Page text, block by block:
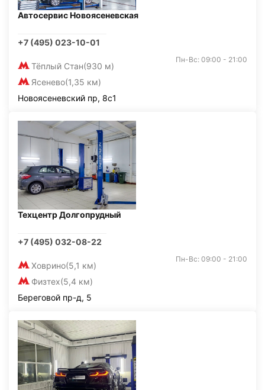
Автосервис Новоясеневская
+7 (495) 023-10-01
Тёплый Стан(930 м)
Ясенево(1,35 км)
Пн-Вс: 09:00 - 21:00
Новоясеневский пр, 8с1
Техцентр Долгопрудный
+7 (495) 032-08-22
Ховрино(5,1 км)
Физтех(5,4 км)
Пн-Вс: 09:00 - 21:00
Береговой пр-д, 5